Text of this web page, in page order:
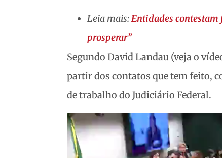
Leia mais:Entidades contestam
prosperar”
Segundo David Landau (veja o
partir dos contatos que tem feito,
de trabalho do Judiciário Federal.
Tocador
de